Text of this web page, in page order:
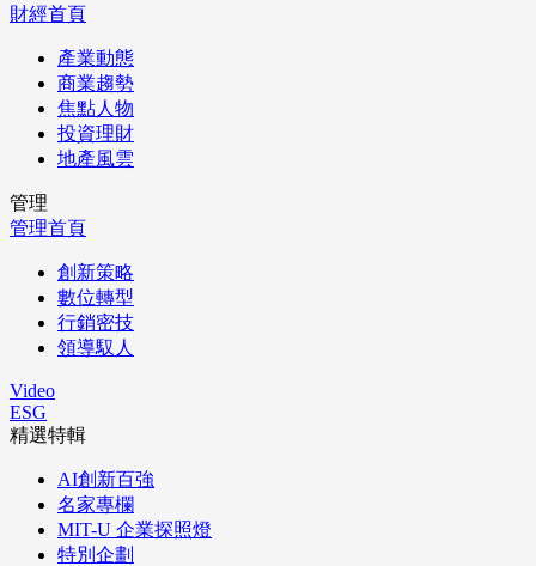
財經首頁
產業動態
商業趨勢
焦點人物
投資理財
地產風雲
管理
管理首頁
創新策略
數位轉型
行銷密技
領導馭人
Video
ESG
精選特輯
AI創新百強
名家專欄
MIT-U 企業探照燈
特別企劃